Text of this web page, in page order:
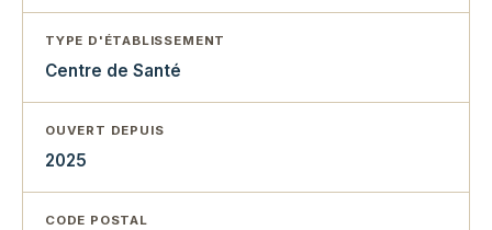
TYPE D'ÉTABLISSEMENT
Centre de Santé
OUVERT DEPUIS
2025
CODE POSTAL